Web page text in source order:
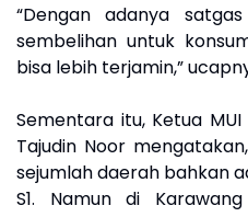
“Dengan adanya
sembelihan untuk
bisa lebih terjamin,”
Sementara itu, Ketua
Tajudin Noor
sejumlah daerah bahkan
S1. Namun di